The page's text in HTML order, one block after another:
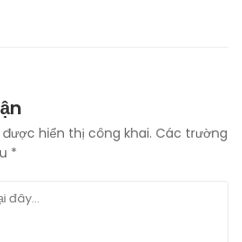
hiển thị công khai. Các trường
*